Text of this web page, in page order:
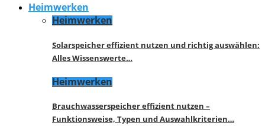
Heimwerken
Heimwerken
Solarspeicher effizient nutzen und richtig auswählen:
Alles Wissenswerte…
Heimwerken
Brauchwasserspeicher effizient nutzen –
Funktionsweise, Typen und Auswahlkriterien…